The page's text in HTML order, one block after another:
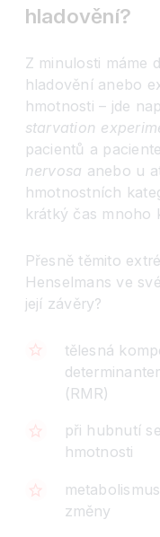
hladovění?
Z minulosti máme
hladovění anebo
hmotnosti – jde
starvation
pacientů a
nervosa anebo u
hmotnostních
krátký čas mnoho
Přesně těmito
Henselmans ve
její závěry?
tělesná
(RMR)
při hubnutí
hmotnosti
změny